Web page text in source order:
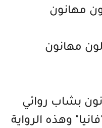
مهانون
مهانون
بشاب روائي
وهذه الرواية